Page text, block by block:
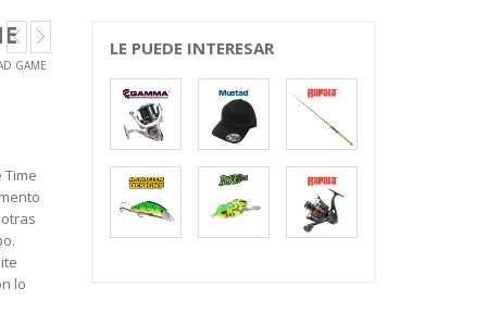
GAME
lo
LE PUEDE INTERESAR